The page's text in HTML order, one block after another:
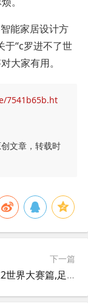
能家居设计方
于“c罗进不了世
大家有用。
7541b65b.ht
文章，转载时
下一篇
智能足球2世界大赛篇,足球赛的U19U20之类的比赛是什么意思？